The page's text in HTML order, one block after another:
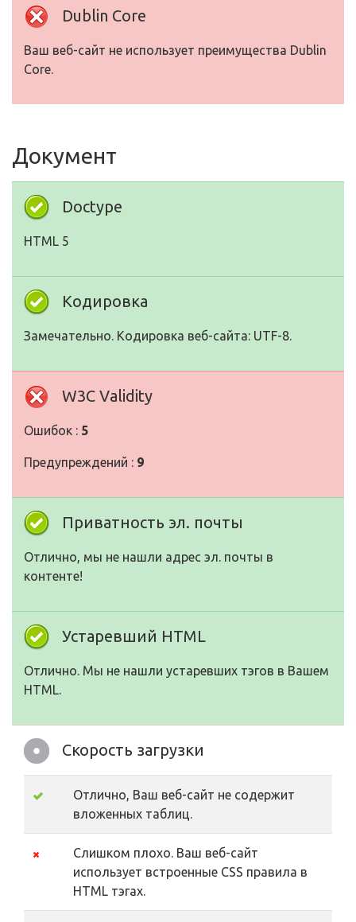
Dublin Core
Ваш веб-сайт не использует преимущества Dublin
Core.
Документ
Doctype
HTML 5
Кодировка
Замечательно. Кодировка веб-сайта: UTF-8.
W3C Validity
Ошибок : 5
Предупреждений : 9
Приватность эл. почты
Отлично, мы не нашли адрес эл. почты в
контенте!
Устаревший HTML
Отлично. Мы не нашли устаревших тэгов в Вашем
HTML.
Скорость загрузки
Отлично, Ваш веб-сайт не содержит
вложенных таблиц.
Слишком плохо. Ваш веб-сайт
использует встроенные CSS правила в
HTML тэгах.